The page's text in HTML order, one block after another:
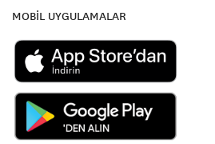
MOBİL UYGULAMALAR